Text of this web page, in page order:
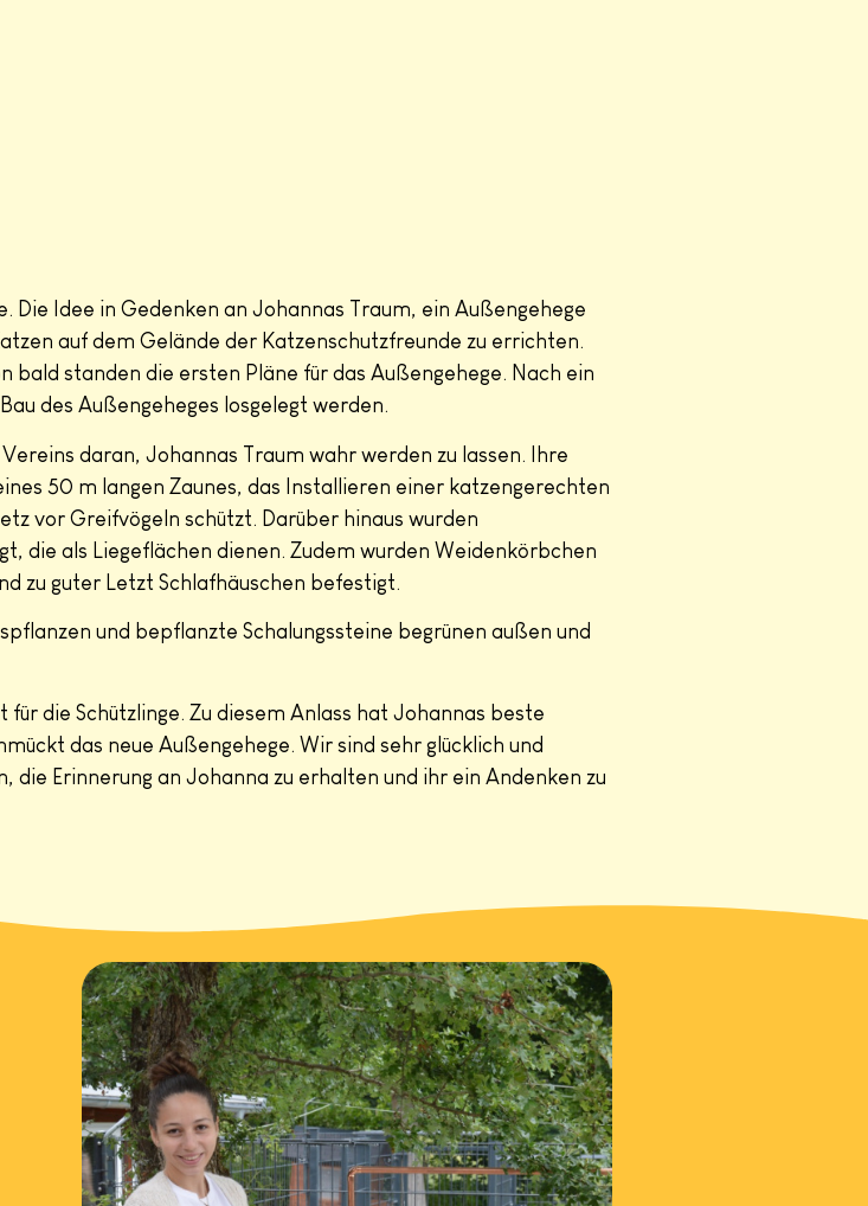
Idee in Gedenken an Johannas Traum, ein Außengehege
auf dem Gelände der Katzenschutzfreunde zu errichten.
bald standen die ersten Pläne für das Außengehege. Nach ein
des Außengeheges losgelegt werden.
daran, Johannas Traum wahr werden zu lassen. Ihre
50 m langen Zaunes, das Installieren einer katzengerechten
vor Greifvögeln schützt. Darüber hinaus wurden
die als Liegeflächen dienen. Zudem wurden Weidenkörbchen
zu guter Letzt Schlafhäuschen befestigt.
und bepflanzte Schalungssteine begrünen außen und
die Schützlinge. Zu diesem Anlass hat Johannas beste
das neue Außengehege. Wir sind sehr glücklich und
Erinnerung an Johanna zu erhalten und ihr ein Andenken zu